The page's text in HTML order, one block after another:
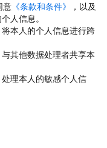
意 《条款和条件》
，以及
人信息。
本人的个人信息进行跨
其他数据处理者共享本
理本人的敏感个人信